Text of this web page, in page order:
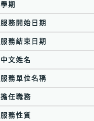
學期
服務開始日期
服務結束日期
中文姓名
服務單位名稱
擔任職務
服務性質